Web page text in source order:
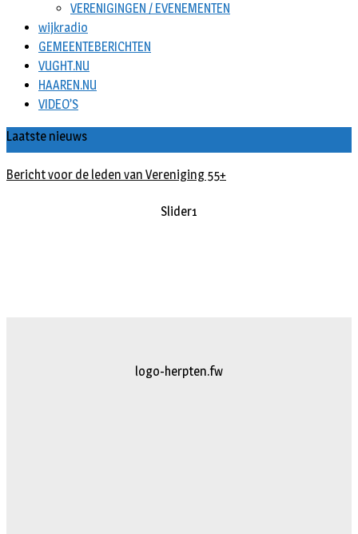
VERENIGINGEN / EVENEMENTEN
wijkradio
GEMEENTEBERICHTEN
VUGHT.NU
HAAREN.NU
VIDEO’S
Laatste nieuws
Bericht voor de leden van Vereniging 55+
Slider1
logo-herpten.fw